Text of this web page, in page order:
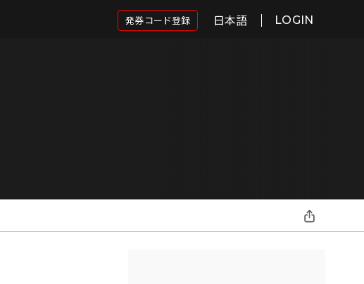
発券コード登録 日本語 LOGIN